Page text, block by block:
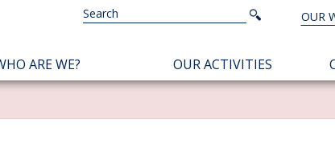
OUR
Search
Search
ARE WE? OUR ACTIVITIES